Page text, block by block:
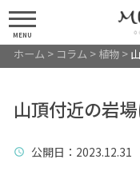
MENU
ホーム > コラム > 植物>
山頂付近の岩
公開日 ：2023.12.31